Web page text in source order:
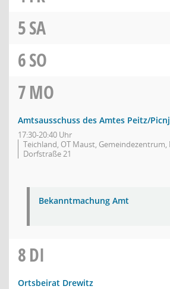
5SA
6SO
7MO
Amtsausschuss des Amtes Peitz/
17:30-20:40 Uhr
Teichland, OT Maust,
Dorfstraße 21
Bekanntmachung Amt
8DI
Ortsbeirat Drewitz